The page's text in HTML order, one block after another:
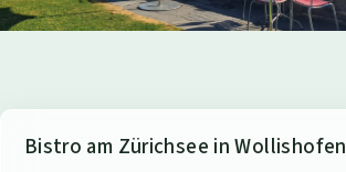
S
Bistro am Zürichsee in Wollishofen